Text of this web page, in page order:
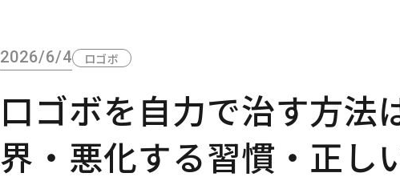
2026/6/4 ロゴボ
口ゴボを自力で治す方法
界・悪化する習慣・正し